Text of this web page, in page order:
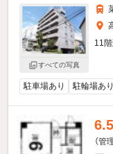
すべての写真
11
駐車場あり 駐輪場あり
6.5
（管